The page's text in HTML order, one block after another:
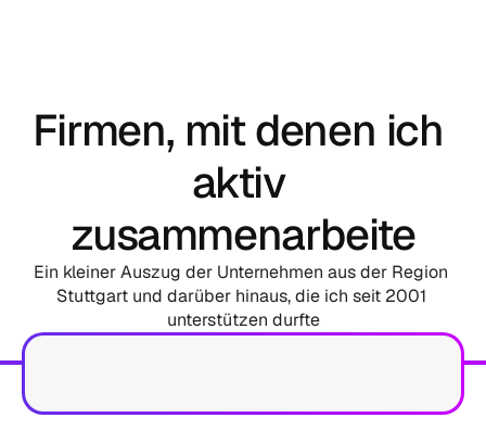
Firmen, mit denen ich
aktiv
zusammenarbeite
Ein kleiner Auszug der Unternehmen aus der Region
Stuttgart und darüber hinaus, die ich seit 2001
unterstützen durfte